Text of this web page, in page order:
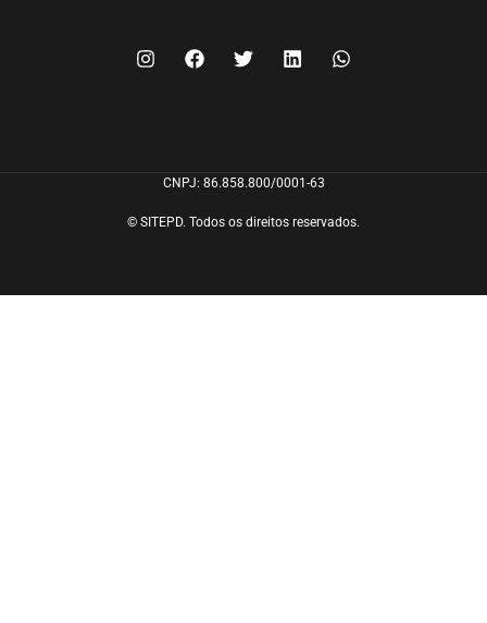
CNPJ: 86.858.800/0001-63
© SITEPD. Todos os direitos reservados.